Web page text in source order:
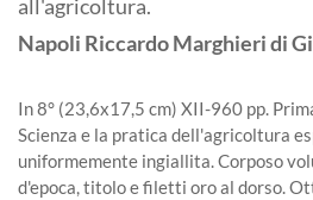
all'agricoltura.
Napoli Riccardo Marghieri di
In 8° (23,6x17,5 cm) XII-960 pp.
Scienza e la pratica dell'agricoltura
uniformemente ingiallita. Corposo
d'epoca, titolo e filetti oro al dorso.